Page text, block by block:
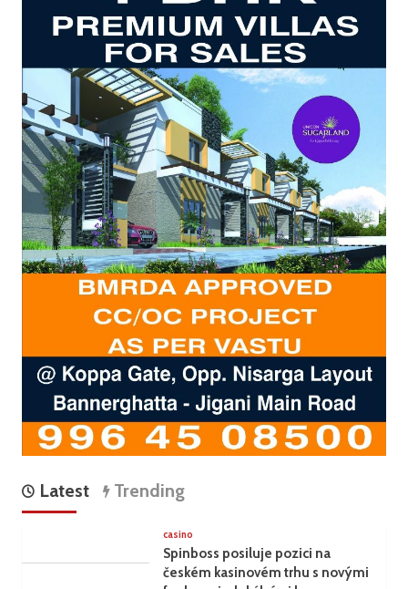
Latest Trending
casino
Spinboss posiluje pozici na
českém kasinovém trhu s novými